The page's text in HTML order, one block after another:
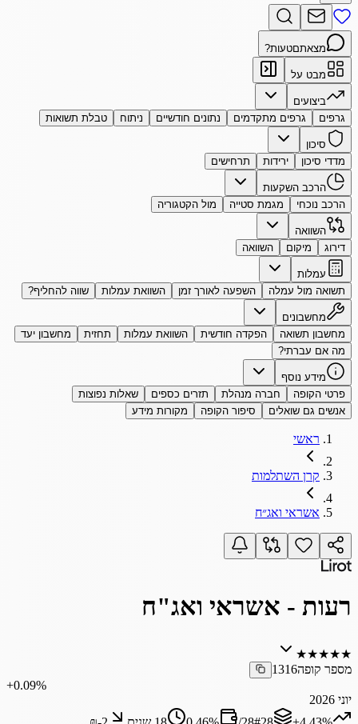
מצאתםטעות?
מבט על
ביצועים
גרפים
גרפים מתקדמים נתונים חודשיים ניתוח טבלת תשואות
סיכון
מדדי סיכון
ירידות תרחישים
הרכב השקעות
הרכב נוכחי
מגמת סטייה מול הקטגוריה
השוואה
דירוג
מיקום השוואה
עמלות
תשואה מול עמלה
השפעה לאורך זמן השוואת עמלות שווה להחליף?
מחשבונים
מחשבון תשואה
הפקדה חודשית השוואת עמלות תחזית
מחשבון יעד
מה אם עברתי?
מידע נוסף
פרטי הקופה
חברה מנהלת תזרים כספים
שאלות נפוצות
אנשים גם שואלים
סיפור הקופה מקורות מידע
ראשי
קרן השתלמות
אשראי ואג״ח
רעות - אשראי ואג"ח
★
★
★
★
★
מספר קופה1316
‎+0.09%
יוני 2026